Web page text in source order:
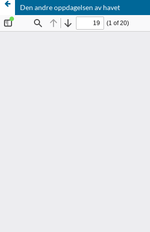
Den andre oppdagelsen av havet